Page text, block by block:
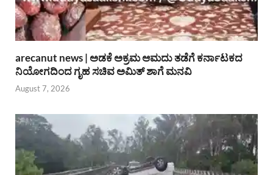
arecanut news | ಅಡಕೆ ಅಕ್ರಮ ಆಮದು ತಡೆಗೆ ಕರ್ನಾಟಕದ
ನಿಯೋಗದಿಂದ ಗೃಹ ಸಚಿವ ಅಮಿತ್ ಶಾಗೆ ಮನವಿ
August 7, 2026